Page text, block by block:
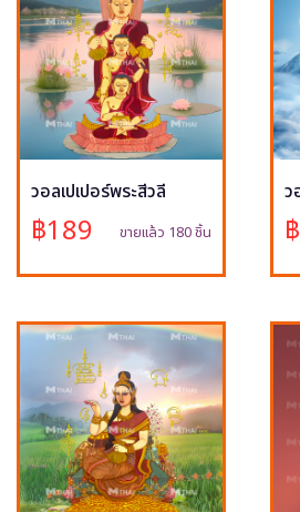
วอลเปเปอร์พระสีวลี
฿189 ขายแล้ว 180 ชิ้น
ว